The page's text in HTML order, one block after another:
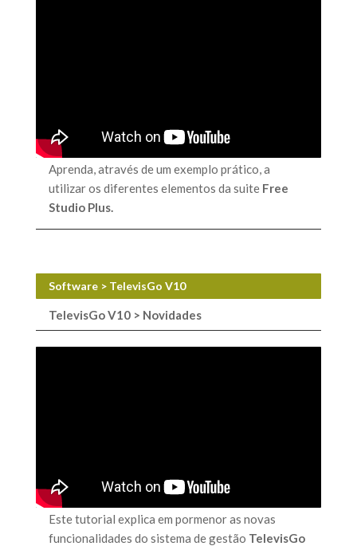
Aprenda, através de um exemplo prático, a
utilizar os diferentes elementos da suite Free
Studio Plus.
Software > TelevisGo V10
TelevisGo V10 > Novidades
Este tutorial explica em pormenor as novas
funcionalidades do sistema de gestão TelevisGo